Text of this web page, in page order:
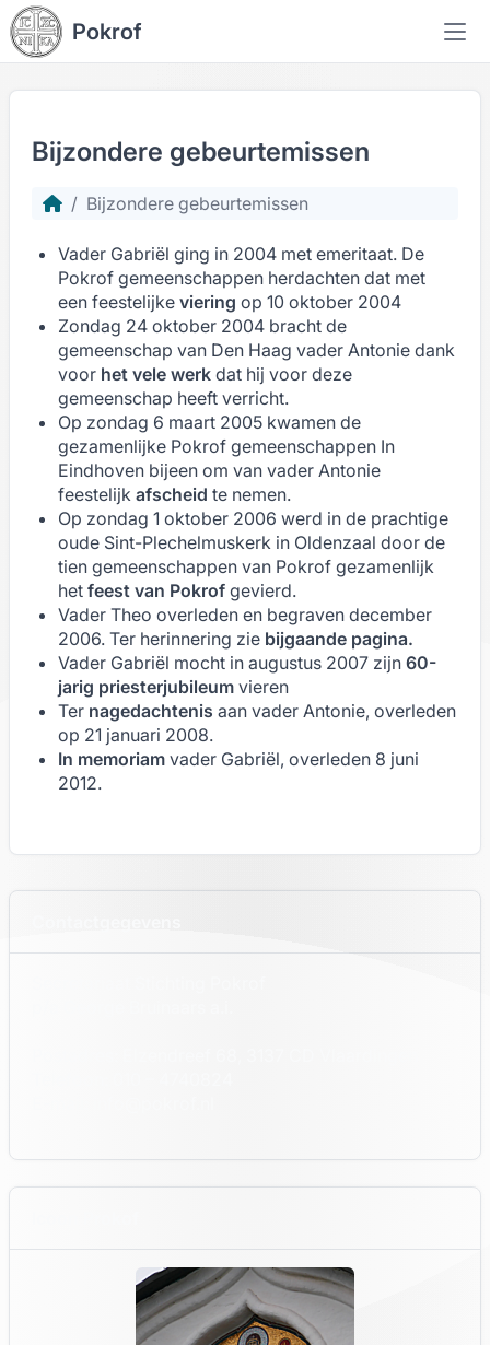
Pokrof
Bijzondere gebeurtemissen
Bijzondere gebeurtemissen
Vader Gabriël ging in 2004 met emeritaat. De
Pokrof gemeenschappen herdachten dat met
een feestelijke viering op 10 oktober 2004
Zondag 24 oktober 2004 bracht de
gemeenschap van Den Haag vader Antonie dank
voor het vele werk dat hij voor deze
gemeenschap heeft verricht.
Op zondag 6 maart 2005 kwamen de
gezamenlijke Pokrof gemeenschappen In
Eindhoven bijeen om van vader Antonie
feestelijk afscheid te nemen.
Op zondag 1 oktober 2006 werd in de prachtige
oude Sint-Plechelmuskerk in Oldenzaal door de
tien gemeenschappen van Pokrof gezamenlijk
het feest van Pokrof gevierd.
Vader Theo overleden en begraven december
2006. Ter herinnering zie bijgaande pagina.
Vader Gabriël mocht in augustus 2007 zijn 60-
jarig priesterjubileum vieren
Ter nagedachtenis aan vader Antonie, overleden
op 21 januari 2008.
In memoriam vader Gabriël, overleden 8 juni
2012.